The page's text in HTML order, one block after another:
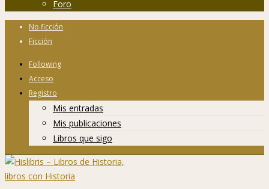
Foro
No ficción
Ficción
Following
Acceso
Registro
Mis entradas
Mis publicaciones
Libros que sigo